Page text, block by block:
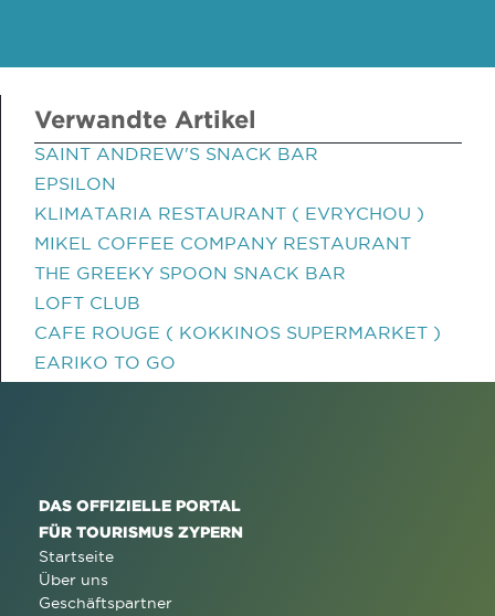
Verwandte Artikel
SAINT ANDREW'S SNACK BAR
EPSILON
KLIMATARIA RESTAURANT ( EVRYCHOU )
MIKEL COFFEE COMPANY RESTAURANT
THE GREEKY SPOON SNACK BAR
LOFT CLUB
CAFE ROUGE ( KOKKINOS SUPERMARKET )
EARIKO TO GO
DAS OFFIZIELLE PORTAL
FÜR TOURISMUS ZYPERN
Startseite
Über uns
Geschäftspartner